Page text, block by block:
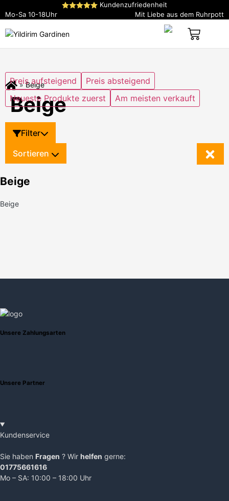
Kundenzufriedenheit
Mo-Sa 10-18Uhr
Mit Liebe aus dem Ruhrpott
Shop»Beige
Beige
Filter
Sortieren
Preis aufsteigend
Preis absteigend
Neueste Produkte zuerst
Am meisten verkauft
Beige
Beige
Unsere Zahlungsarten
Unsere Partner
Kundenservice
Sie haben Fragen ? Wir helfen gerne:
01775661616
Mo – SA: 10:00 – 18:00 Uhr